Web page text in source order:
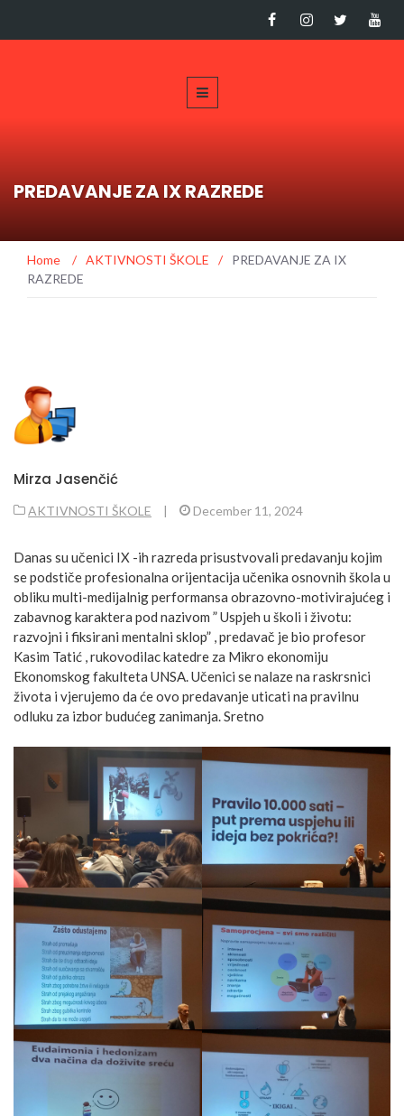
PREDAVANJE ZA IX RAZREDE
Home / AKTIVNOSTI ŠKOLE /
PREDAVANJE ZA IX
RAZREDE
Mirza Jasenčić
AKTIVNOSTI ŠKOLE | December 11, 2024
Danas su učenici IX -ih razreda prisustvovali predavanju kojim
se podstiče profesionalna orijentacija učenika osnovnih škola u
obliku multi-medijalnig performansa obrazovno-motivirajućeg i
zabavnog karaktera pod nazivom ” Uspjeh u školi i životu:
razvojni i fiksirani mentalni sklop” , predavač je bio profesor
Kasim Tatić , rukovodilac katedre za Mikro ekonomiju
Ekonomskog fakulteta UNSA. Učenici se nalaze na raskrsnici
života i vjerujemo da će ovo predavanje uticati na pravilnu
odluku za izbor budućeg zanimanja. Sretno